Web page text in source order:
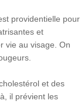
providentielle pour
et
vie au visage. On
et des
il prévient les